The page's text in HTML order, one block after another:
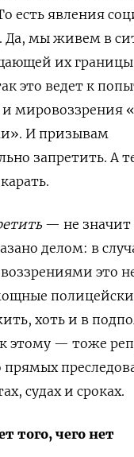
есть явления
Да, мы живем в
их
это ведет к
мировоззрения
И призывам
запретить. А
— не значит
делом: в
это
хоть и в
этому — тоже
прямых
судах и сроках.
того, чего нет